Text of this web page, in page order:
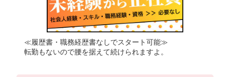
≪履歴書・職務経歴書なしでスタート可能≫
転勤もないので腰を据えて続けられますよ。